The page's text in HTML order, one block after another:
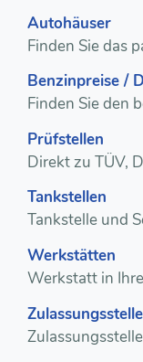
Autohäuser
Finden Sie das
Benzinpreise /
Finden Sie den
Prüfstellen
Direkt zu TÜV,
Tankstellen
Tankstelle und
Werkstätten
Werkstatt in